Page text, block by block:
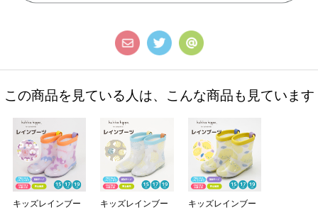
この商品を見ている人は、こんな商品も見ています
キッズレインブー キッズレインブー キッズレインブー